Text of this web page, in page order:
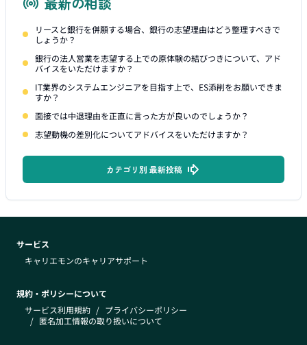
リースと銀行を併願する場合、銀行の志望理由はどう整理すべきで
しょうか？
銀行の法人営業を志望する上での原体験の結びつきについて、アド
バイスをいただけますか？
IT業界のシステムエンジニアを目指す上で、ES添削をお願いできま
すか？
面接では中退理由を正直に言った方が良いのでしょうか？
志望動機の差別化についてアドバイスをいただけますか？
カテゴリ別 最新投稿
サービス
キャリエモンのキャリアサポート
規約・ポリシーについて
サービス利用規約 / プライバシーポリシー
/ 匿名加工情報の取り扱いについて